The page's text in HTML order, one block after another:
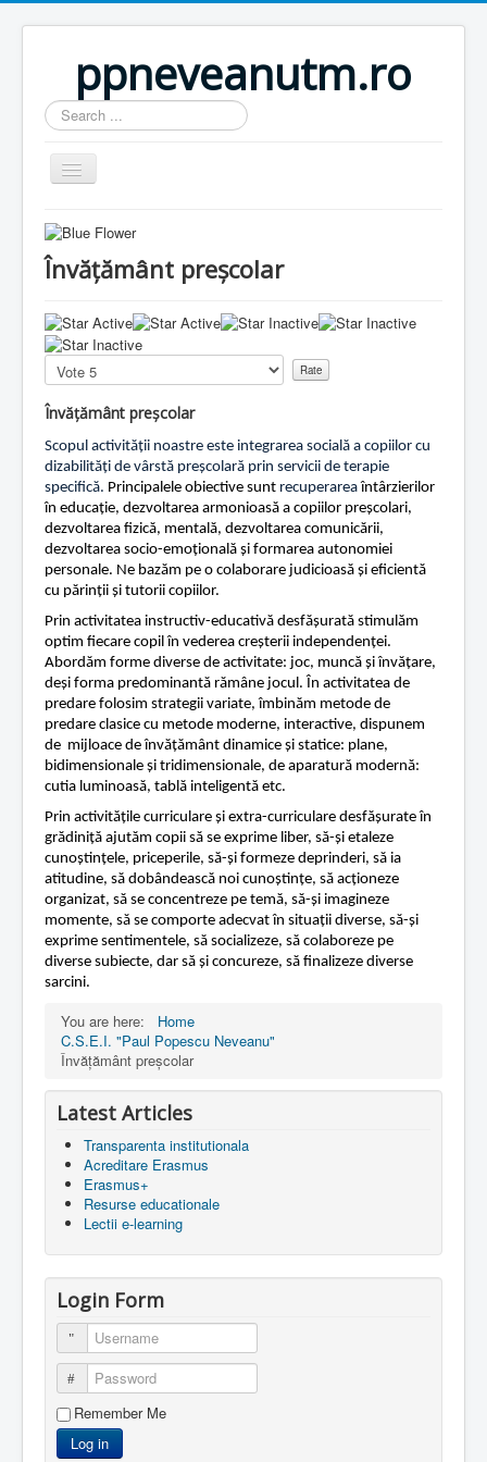
ppneveanutm.ro
Search
...
Home
Resurse
Parteneri
Galerie foto
Activitati
Util
Anunturi
Contact
Lectii e-learning
Resurse-educationale
Învățământ preșcolar
U
s
e
r
R
a
t
n
g
:
2
/
5
Please
Rate
Învățământ preșcolar
Scopul activității noastre este integrarea socială a copiilor cu
dizabilități de vârstă preșcolară prin servicii de terapie
specifică. Principalele obiective sunt recuperareaîntârzierilor
în educație, dezvoltarea armonioasă a copiilor preșcolari,
dezvoltarea fizică, mentală, dezvoltarea comunicării,
dezvoltarea socio-emoțională și formarea autonomiei
personale. Ne bazăm pe o colaborare judicioasă și eficientă
cu părinții și tutorii copiilor.
Prin activitatea instructiv-educativă desfășurată stimulăm
optim fiecare copil în vederea creșterii independenței.
Abordăm forme diverse de activitate: joc, muncă și învățare,
deși forma predominantă rămâne jocul. În activitatea de
predare folosim strategii variate, îmbinăm metode de
predare clasice cu metode moderne, interactive, dispunem
de mijloace de învățământ dinamice și statice: plane,
bidimensionale și tridimensionale, de aparatură modernă:
cutia luminoasă, tablă inteligentă etc.
Prin activitățile curriculare și extra-curriculare desfășurate în
grădiniță ajutăm copii să se exprime liber, să-și etaleze
cunoștințele, priceperile, să-și formeze deprinderi, să ia
atitudine, să dobândească noi cunoștințe, să acționeze
organizat, să se concentreze pe temă, să-și imagineze
momente, să se comporte adecvat în situații diverse, să-și
exprime sentimentele, să socializeze, să colaboreze pe
diverse subiecte, dar să și concureze, să finalizeze diverse
sarcini.
You are here:
Home
C.S.E.I. "Paul Popescu Neveanu"
Învățământ preșcolar
Latest Articles
Transparenta institutionala
Acreditare Erasmus
Erasmus+
Resurse educationale
Lectii e-learning
Login Form
Username
Password
Remember Me
Log in